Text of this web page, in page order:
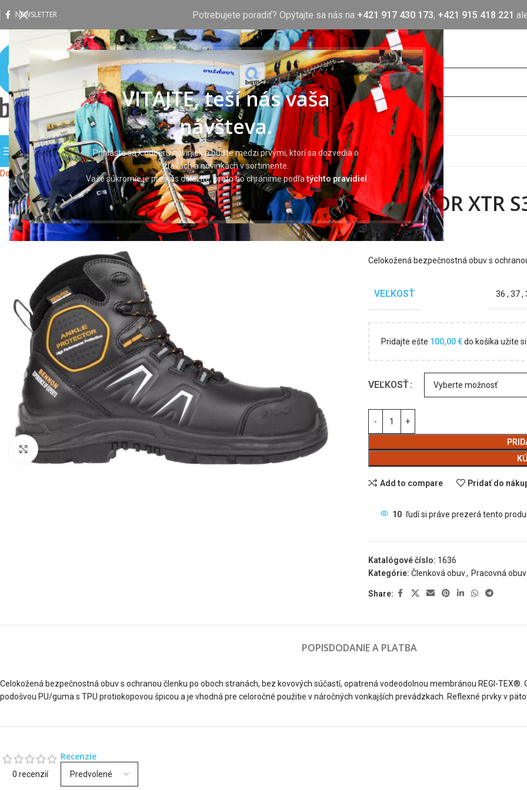
VITAJTE, teší nás vaša
návšteva.
Prihláste sa k odberu noviniek a buďte medzi prvými, ktorí sa dozvedia o
zľavách a novinkách v sortimente.
Vaše súkromie je pre nás dôležité, preto ho chránime podľatýchto pravidiel
NEWSLETTER Potrebujete poradiť? Opýtajte sa nás na +421 917 430 173, +421 915 418 221
PREHLIADAŤ KATEGÓRIE DOMOVOBCHODVLASTNÁ POTLAČ BLOGO NÁSKONTAKT
Domov Pracovná obuv Členková obuv DURATOR XTR S3 NM High
Klikni pre zväčšenie
DURATOR XTR
80,92€
Celokožená bezpečnostná obuv s
VEĽKOSŤ 36 , 37,
Pridajte ešte 100,00€do košíka užite
VEĽKOSŤ
Add to compare Pridať do
10 ľudí si práve prezerá tento
Katalógové číslo: 1636
Kategórie: Členková obuv, Pracovná obuv
Share:
POPISDODANIE A PLATBA
Celokožená bezpečnostná obuv s ochranou členku po oboch stranách, bez kovových súčastí, opatrená vodeodolnou membránou REGI-
podošvou PU/guma s TPU protiokopovou špicou a je vhodná pre celoročné použitie v náročných vonkajších prevádzkach. Reflexné prvky v
0 recenzií
Recenzie